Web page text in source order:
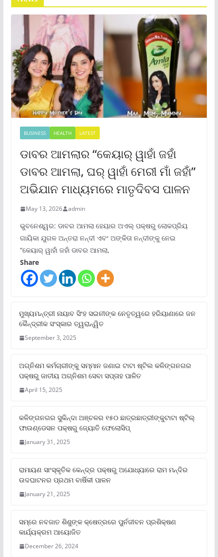
BUSINESS HEALTH LATEST
ଡାବର ଆମଲାର “କେୟାର୍ ୱାହାଁ ଜହାଁ
ଡାବର ଆମଲା, ଘର୍ ୱାହାଁ ମେରୀ ମାଁ ଜହାଁ”
ଅଭିଯାନ ମାଧ୍ୟମରେ ମାତୃଦିବସ ପାଳନ
May 13, 2026 admin
ଭୁବନେଶ୍ୱର: ଡାବର ଆମଲା ହେୟାର ଅଏଲ୍ ପକ୍ଷରୁ ଲୋକପ୍ରିୟ
ଗାୟିକା ଯୁଗଳ ଅନ୍ତରା ନନ୍ଦୀ ଏବଂ ଅଙ୍କିତା ନନ୍ଦୀଙ୍କୁ ନେଇ
“କେୟାର୍ ୱାହାଁ ଜହାଁ ଡାବର ଆମଲା,
Share
ମୁଖ୍ୟମନ୍ତ୍ରୀ ନାୟାବ ସିଂହ ସଇନୀଙ୍କ ନେତୃତ୍ୱରେ ହରିୟାଣାରେ ଜନ
କୈନ୍ଦ୍ରୀକ ସଂସ୍କାର ତ୍ୱରାନ୍ୱିତ
September 3, 2025
ଅଗ୍ନିଶମ କର୍ମଚାରୀଙ୍କୁ ସମ୍ମାନ ଜଣାଇ ଟାଟା ଷ୍ଟିଲ କଳିଙ୍ଗନଗର
ପକ୍ଷରୁ ଜାତୀୟ ଅଗ୍ନିଶମ ସେବା ସପ୍ତାହ ପାଳିତ
April 15, 2025
କଳିଙ୍ଗନଗର ସୁକିନ୍ଦା ଅଞ୍ଚଳର ୧୫୦ ଛାତ୍ରଛାତ୍ରୀଙ୍କୁଟାଟା ଷ୍ଟିଲ୍
ଫାଉଣ୍ଡେସନ ପକ୍ଷରୁ ଜ୍ୟୋତି ଫେଲୋସିପ୍‌
January 31, 2025
ରାମାୟଣ ସାଂସ୍କୃତିକ କେନ୍ଦ୍ର ପକ୍ଷରୁ ଅଯୋଧ୍ୟାରେ ରାମ ମନ୍ଦିର
ଉଦଘାଟନର ପ୍ରଥମ ବାର୍ଷିକୀ ପାଳନ
January 21, 2025
ସମ୍‌ରେ ନବଜାତ ଶିଶୁଙ୍କ କ୍ଷେତ୍ରରେ ପୁର୍ନଜୀବନ ପ୍ରଶିକ୍ଷଣ
କାର୍ଯ୍ୟକ୍ରମ ଆୟୋଜିତ
December 26, 2024